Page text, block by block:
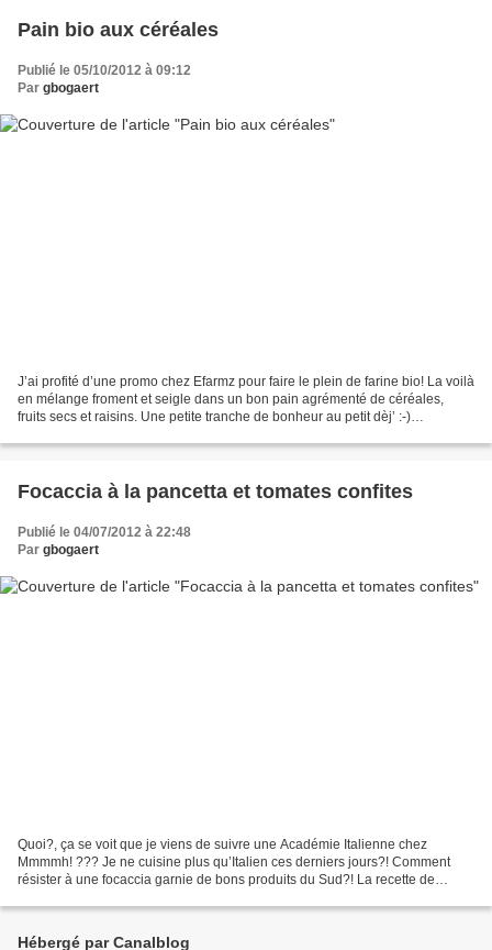
Pain bio aux céréales
Publié le 05/10/2012 à 09:12
Par gbogaert
J’ai profité d’une promo chez Efarmz pour faire le plein de farine bio! La voilà
en mélange froment et seigle dans un bon pain agrémenté de céréales,
fruits secs et raisins. Une petite tranche de bonheur au petit dèj’ :-)
Focaccia à la pancetta et tomates confites
Publié le 04/07/2012 à 22:48
Par gbogaert
Quoi?, ça se voit que je viens de suivre une Académie Italienne chez
Mmmmh! ??? Je ne cuisine plus qu’Italien ces derniers jours?! Comment
résister à une focaccia garnie de bons produits du Sud?! La recette de
Hébergé par Canalblog